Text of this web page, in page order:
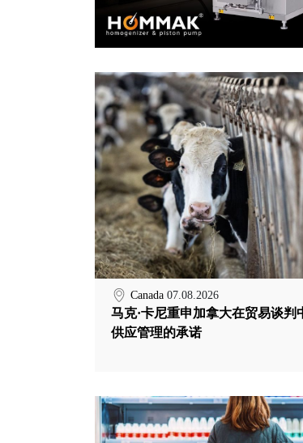
Canada 07.08.2026
马克·卡尼重申加拿大在贸易谈判
供应管理的承诺